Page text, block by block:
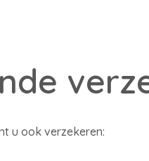
u ook verzekeren: